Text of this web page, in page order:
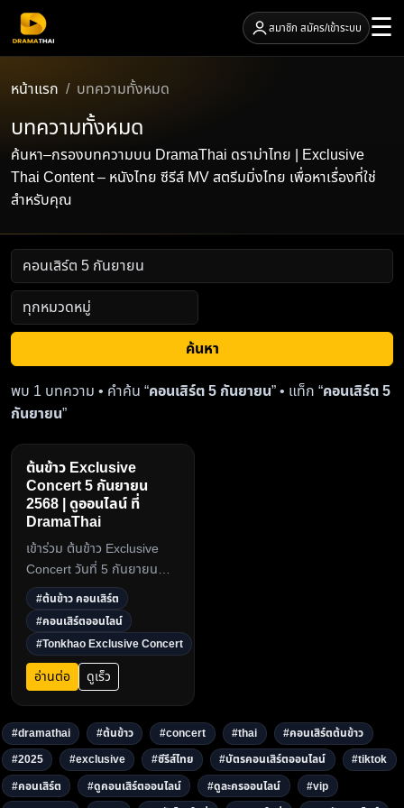
สมาชิก สมัคร/เข้าระบบ ☰
หน้าแรก บทความทั้งหมด
บทความทั้งหมด
ค้นหา–กรองบทความบน DramaThai ดราม่าไทย | Exclusive
Thai Content – หนังไทย ซีรีส์ MV สตรีมมิ่งไทย เพื่อหาเรื่องที่ใช่
สำหรับคุณ
ค้นหา
พบ 1 บทความ • คำค้น “คอนเสิร์ต 5 กันยายน” • แท็ก “คอนเสิร์ต 5
กันยายน”
ต้นข้าว Exclusive
Concert 5 กันยายน
2568 | ดูออนไลน์ ที่
DramaThai
เข้าร่วม ต้นข้าว Exclusive
Concert วันที่ 5 กันยายน
2568 รับชมผ่านระบบออนไลน์
บน DramaThai.com ราคา
เพียง 250 บาท ซื้อบัตร
ทันที!3
#ต้นข้าว คอนเสิร์ต
#คอนเสิร์ตออนไลน์
#Tonkhao Exclusive Concert
อ่านต่อ ดูเร็ว
#dramathai #ต้นข้าว #concert #thai
#คอนเสิร์ตต้นข้าว
#2025
#exclusive #ซีรีส์ไทย #บัตรคอนเสิร์ตออนไลน์
#tiktok
#คอนเสิร์ต
#ดูคอนเสิร์ตออนไลน์ #ดูละครออนไลน์
#vip